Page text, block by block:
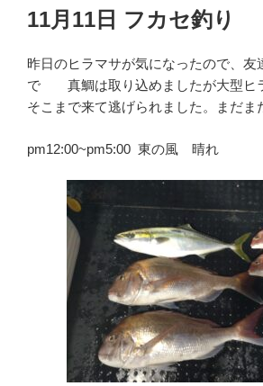
稿
日:
11月11日 フカセ釣り
昨日のヒラマサが気になったので、友
で 真鯛は取り込めましたが大型ヒ
そこまで来て逃げられました。まだま
pm12:00~pm5:00 東の風 晴れ